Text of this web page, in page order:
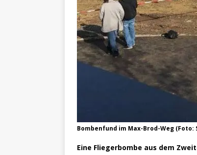
Bombenfund im Max-Brod-Weg
Eine Fliegerbombe aus dem